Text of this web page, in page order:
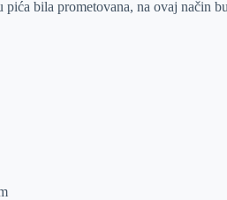
pića bila prometovana, na ovaj način